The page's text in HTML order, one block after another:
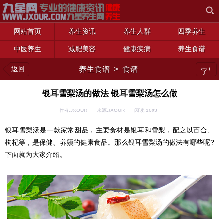
网站首页 养生资讯 养生人群 四季养生
中医养生 减肥美容 健康疾病 养生食谱
返回 养生食谱 > 食谱 字+
银耳雪梨汤的做法 银耳雪梨汤怎么做
作者:JXOUR 来源:JXOUR 阅读:1603
银耳雪梨汤是一款家常甜品，主要食材是银耳和雪梨，配之以百合、
枸杞等，是保健、养颜的健康食品。那么银耳雪梨汤的做法有哪些呢?
下面就为大家介绍。